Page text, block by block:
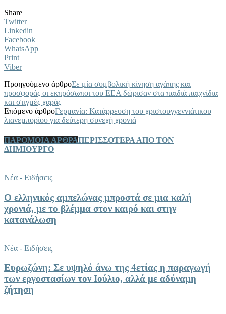
Share
Twitter
Linkedin
Facebook
WhatsApp
Print
Viber
Προηγούμενο άρθροΣε μία συμβολική κίνηση αγάπης και
προσφοράς οι εκπρόσωποι του ΕΕΑ δώρισαν στα παιδιά παιχνίδια
και στιγμές χαράς
Επόμενο άρθροΓερμανία: Κατάρρευση του χριστουγγεννιάτικου
λιανεμπορίου για δεύτερη συνεχή χρονιά
ΠΑΡΟΜΟΙΑ ΑΡΘΡΑΠΕΡΙΣΣΟΤΕΡΑ ΑΠΟ ΤΟΝ
ΔΗΜΙΟΥΡΓΟ
Νέα - Ειδήσεις
Ο ελληνικός αμπελώνας μπροστά σε μια καλή
χρονιά, με το βλέμμα στον καιρό και στην
κατανάλωση
Νέα - Ειδήσεις
Ευρωζώνη: Σε υψηλό άνω της 4ετίας η παραγωγή
των εργοστασίων τον Ιούλιο, αλλά με αδύναμη
ζήτηση